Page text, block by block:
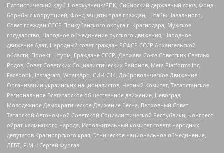
Патриотический клуб-Новокузнецк/РПК, Сибирский державный союз, Фонд
борьбы с коррупцией, Фонд защиты прав граждан, Штабы Навального,
Совет граждан СССР Прикубанского округа г. Краснодара, Мужское
государство, Народное объединение русского движения, Народное
движение Адат, Народный совет граждан РСФСР СССР Архангельской
области, Проект Штурм, Граждане СССР, Держава Союз Советских Светлых
Родов, Совет Советских Социалистических Районов, Meta Platforms Inc,
Facebook, Instagram, WhatsApp, СИЧ-С14, Добровольческое Движение
Организации украинских националистов, Черный Комитет, Татарстанское
Региональное Всетатарское общественное движение, Невоград,
Молодежное Демократическое Движение Весна, Верховный Совет
Татарской Автономной Советской Социалистической Республики, Конгресс
ойрат-калмыцкого народа, Исполнительный комитет совета народных
депутатов Красноярского края, Этническое национальное объединение,
ЛГБТ, Я.МЫ Сергей Фургал